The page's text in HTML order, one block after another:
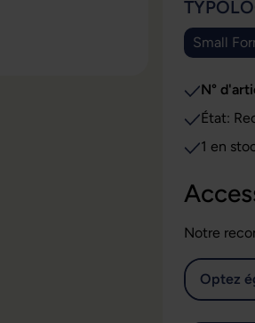
Small
N°
État:
1 en
Notre
Optez